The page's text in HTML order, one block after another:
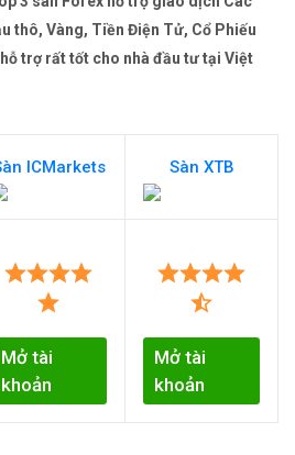
thô, Vàng, Tiền Điện Tử, Cổ Phiếu
trợ rất tốt cho nhà đầu tư tại Việt
ICMarkets Sàn XTB
Mở tài
khoản
Mở tài
khoản